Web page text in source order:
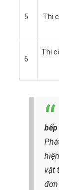
5 Thi
6
Thi
bếp
vật